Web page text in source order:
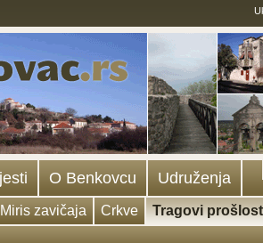
O Benkovcu Udruženja
Miris zavičaja Crkve Tragovi